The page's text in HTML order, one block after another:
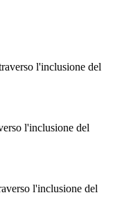
l'inclusione del
l'inclusione del
l'inclusione del